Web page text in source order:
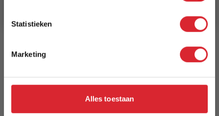
Statistieken
Marketing
Alles toestaan
Uw naam